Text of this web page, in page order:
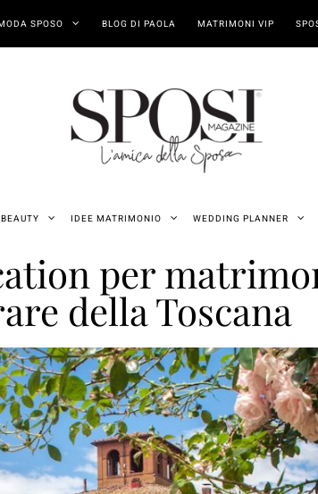
SPOSO BLOG DI PAOLA MATRIMONI VIP
BEAUTY IDEE MATRIMONIO WEDDING PLANNER
per
della Toscana